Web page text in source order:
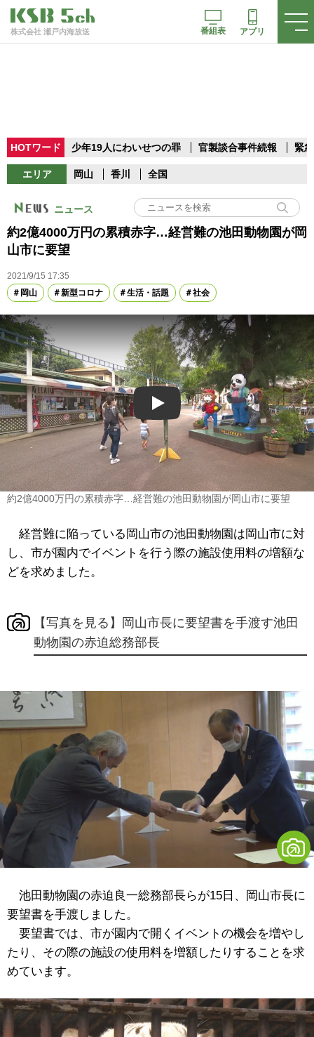
株式会社 瀬戸内海放送 番組表 アプリ
HOTワード 少年19人にわいせつの罪 官製談合事件続報 緊
エリア 岡山 香川 全国
ニュース
約2億4000万円の累積赤字…経営難の池田動物園が岡
山市に要望
2021/9/15 17:35
岡山
新型コロナ 生活・話題 社会
Play
約2億4000万円の累積赤字…経営難の池田動物園が岡山市に要望
経営難に陥っている岡山市の池田動物園は岡山市に対
し、市が園内でイベントを行う際の施設使用料の増額な
どを求めました。
【写真を見る】岡山市長に要望書を手渡す池田
動物園の赤迫総務部長
池田動物園の赤迫良一総務部長らが15日、岡山市長に
要望書を手渡しました。
要望書では、市が園内で開くイベントの機会を増やし
たり、その際の施設の使用料を増額したりすることを求
めています。